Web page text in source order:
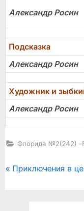
Александр Росин
Подсказка
Александр Росин
Художник и
Александр Росин
Флорида №2(242)
Post
P
Приключения в